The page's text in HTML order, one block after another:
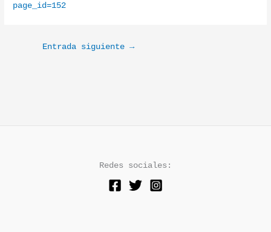
page_id=152
Entrada siguiente →
Redes sociales: